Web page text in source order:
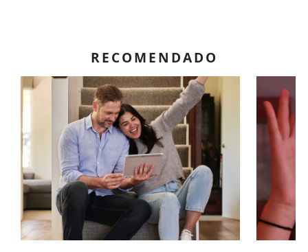
RECOMENDADO